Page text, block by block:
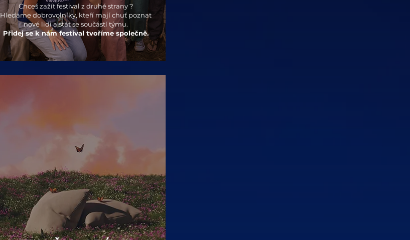
Chceš zažít festival z druhé strany ?
Hledáme dobrovolníky, kteří mají chuť poznat
nové lidi a stát se součástí týmu.
Přidej se k nám festival tvoříme společně.